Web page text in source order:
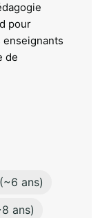
pour
de
ans)
ans)